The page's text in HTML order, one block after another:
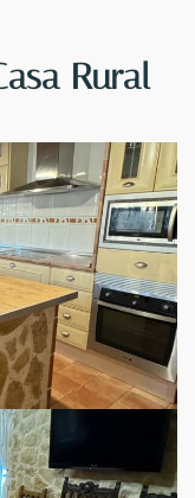
Rural